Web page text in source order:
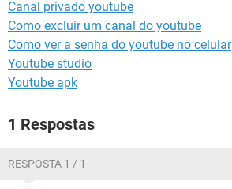
Canal privado youtube
Como excluir um canal do youtube
Como ver a senha do youtube no celular
Youtube studio
Youtube apk
1 Respostas
RESPOSTA 1 / 1